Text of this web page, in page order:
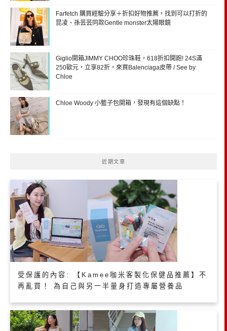
Farfetch 購買經驗分享＋折扣好物推薦，找到可以打折的
昆凌、孫芸芸同款Gentle monster太陽眼鏡
Giglio開箱JIMMY CHOO珍珠鞋，618折扣開跑! 24S滿
250歐元，立享82折，來買Balenciaga皮帶 / See by
Chloe
Chloe Woody 小籃子包開箱，發現有這個缺點！
近期文章
受保護的內容: 【Kamee咖米客製化保健品推薦】不
再亂買！ 為自己與另一半量身打造專屬營養品